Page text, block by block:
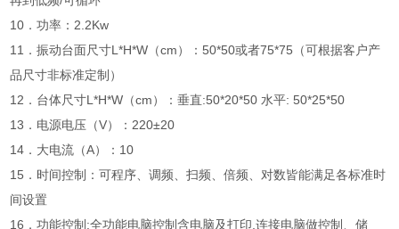
10．功率：2.2Kw
11．振动台面尺寸L*H*W（cm）：50*50或者75*75（可根据客户产
品尺寸非标准定制）
12．台体尺寸L*H*W（cm）：垂直:50*20*50 水平: 50*25*50
13．电源电压（V）：220±20
14．大电流（A）：10
15．时间控制：可程序、调频、扫频、倍频、对数皆能满足各标准时
间设置
16．功能控制:全功能电脑控制含电脑及打印,连接电脑做控制、储